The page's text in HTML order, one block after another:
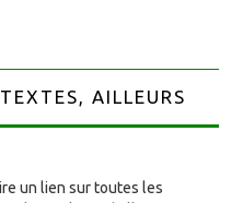
AILLEURS
un lien sur toutes les